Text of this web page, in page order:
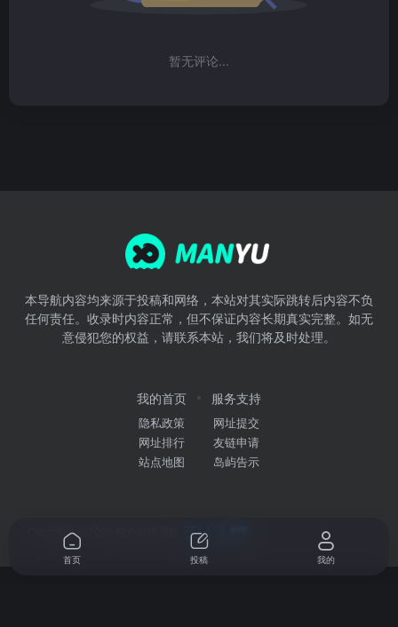
暂无评论...
本导航内容均来源于投稿和网络，本站对其实际跳转后内容不负
任何责任。收录时内容正常，但不保证内容长期真实完整。如无
意侵犯您的权益，请联系本站，我们将及时处理。
我的首页
隐私政策
网址排行
站点地图
服务支持
网址提交
友链申请
岛屿告示
Copyright © 2026
首页 投稿 我的